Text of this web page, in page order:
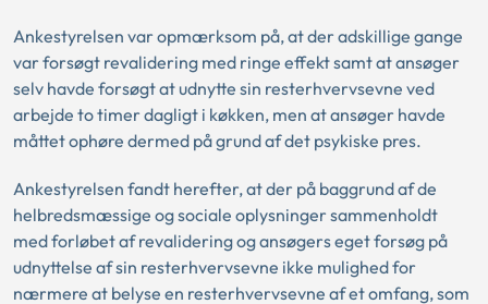
Ankestyrelsen var opmærksom på, at der adskillige gange
var forsøgt revalidering med ringe effekt samt at ansøger
selv havde forsøgt at udnytte sin resterhvervsevne ved
arbejde to timer dagligt i køkken, men at ansøger havde
måttet ophøre dermed på grund af det psykiske pres.
Ankestyrelsen fandt herefter, at der på baggrund af de
helbredsmæssige og sociale oplysninger sammenholdt
med forløbet af revalidering og ansøgers eget forsøg på
udnyttelse af sin resterhvervsevne ikke mulighed for
nærmere at belyse en resterhvervsevne af et omfang, som